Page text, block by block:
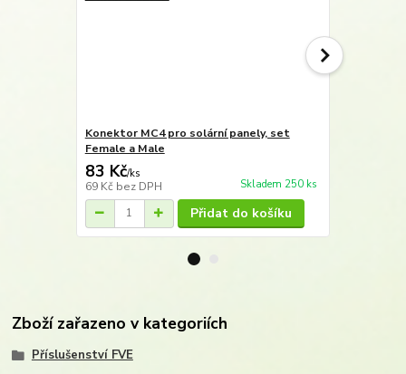
Konektor MC4 pro solární panely, set
Female a Male
83 Kč/ks
69 Kč bez DPH Skladem 250 ks
Přidat do košíku
Zboží zařazeno v kategoriích
Příslušenství FVE